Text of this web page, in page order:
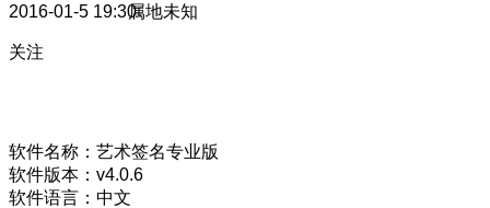
2016-01-5 19:30属地未知
关注
软件名称：艺术签名专业版
软件版本：v4.0.6
软件语言：中文